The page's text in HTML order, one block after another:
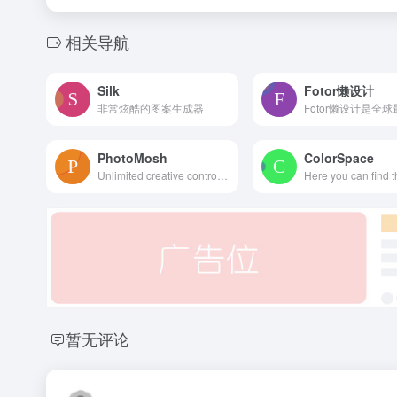
相关导航
Silk
非常炫酷的图案生成器
Fotor懒设计
PhotoMosh ColorSpace
暂无评论